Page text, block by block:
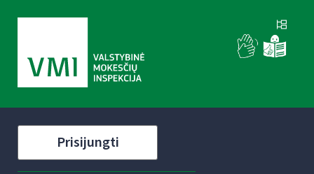
Prisijungti